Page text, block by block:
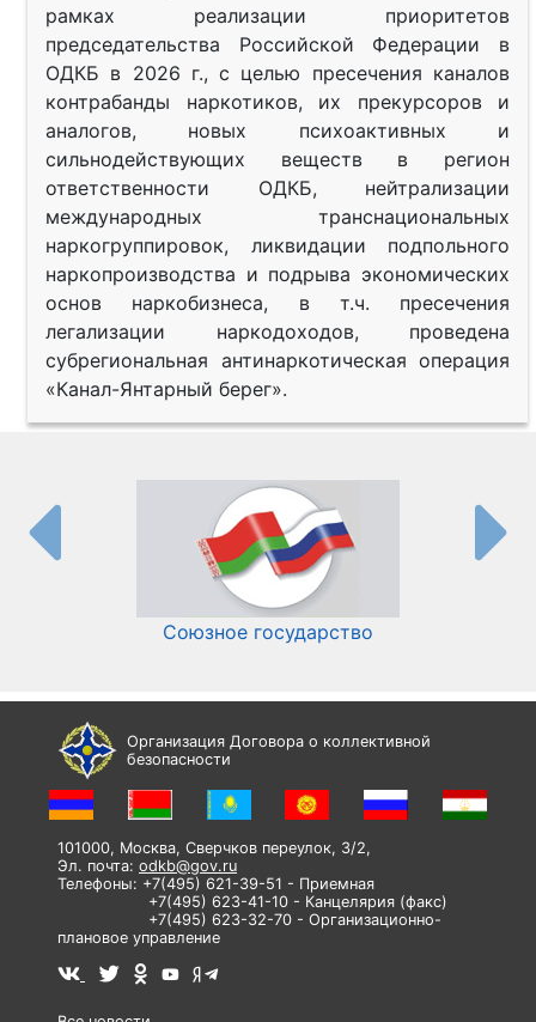
рамках реализации приоритетов
председательства Российской Федерации в
ОДКБ в 2026 г., с целью пресечения каналов
контрабанды наркотиков, их прекурсоров и
аналогов, новых психоактивных и
сильнодействующих веществ в регион
ответственности ОДКБ, нейтрализации
международных транснациональных
наркогруппировок, ликвидации подпольного
наркопроизводства и подрыва экономических
основ наркобизнеса, в т.ч. пресечения
легализации наркодоходов, проведена
субрегиональная антинаркотическая операция
«Канал-Янтарный берег».
Союзное государство
Организация Договора о коллективной
безопасности
101000, Москва, Сверчков переулок, 3/2,
Эл. почта: odkb@gov.ru
Телефоны: +7(495) 621-39-51 - Приемная
+7(495) 623-41-10 - Канцелярия (факс)
+7(495) 623-32-70 - Организационно-
плановое управление